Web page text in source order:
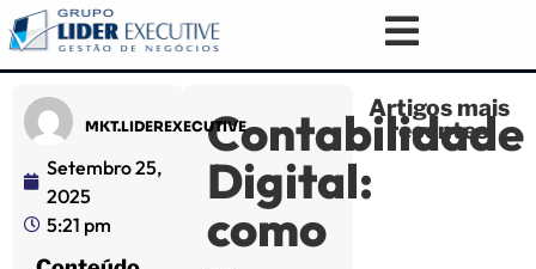
Artigos mais
recentes
Contabilidade
Digital:
como
MKT.LIDEREXECUTIVE
Setembro 25,
2025
5:21 pm